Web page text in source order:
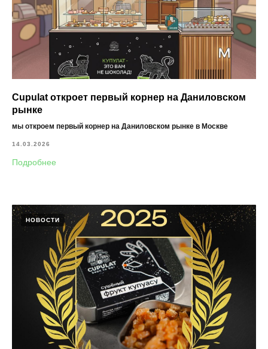
Cupulat откроет первый корнер на Даниловском
рынке
мы откроем первый корнер на Даниловском рынке в Москве
14.03.2026
Подробнее
НОВОСТИ